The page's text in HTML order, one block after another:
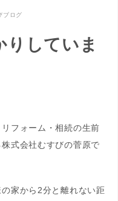
ブログ
りしていま
フォーム・相続の生前
式会社むすびの菅原で
家から2分と離れない距